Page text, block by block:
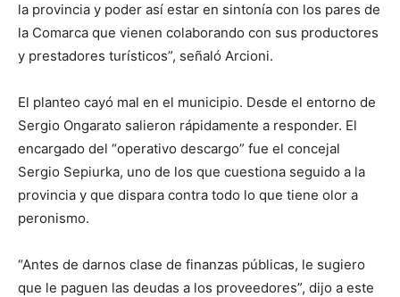
la provincia y poder así estar en sintonía con los pares de
la Comarca que vienen colaborando con sus productores
y prestadores turísticos”, señaló Arcioni.
El planteo cayó mal en el municipio. Desde el entorno de
Sergio Ongarato salieron rápidamente a responder. El
encargado del “operativo descargo” fue el concejal
Sergio Sepiurka, uno de los que cuestiona seguido a la
provincia y que dispara contra todo lo que tiene olor a
peronismo.
“Antes de darnos clase de finanzas públicas, le sugiero
que le paguen las deudas a los proveedores”, dijo a este